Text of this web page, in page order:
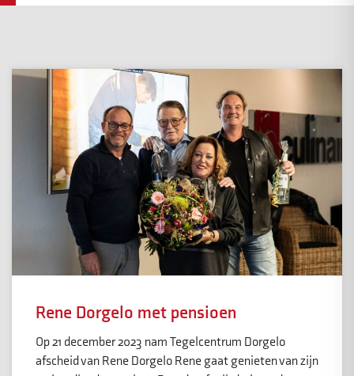
Rene Dorgelo met pensioen
Op 21 december 2023 nam Tegelcentrum Dorgelo
afscheid van Rene Dorgelo Rene gaat genieten van zijn